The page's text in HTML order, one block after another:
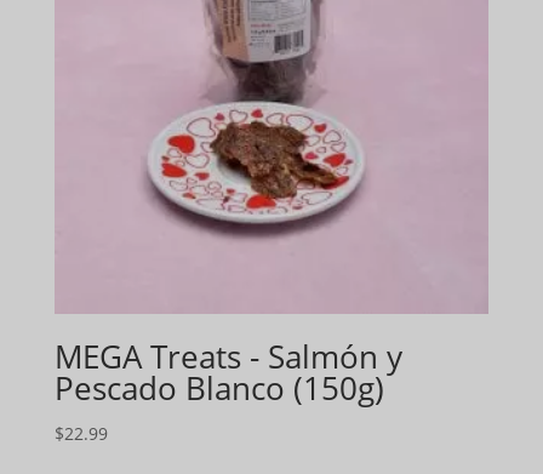
MEGA Treats - Salmón y
Pescado Blanco (150g)
$22.99